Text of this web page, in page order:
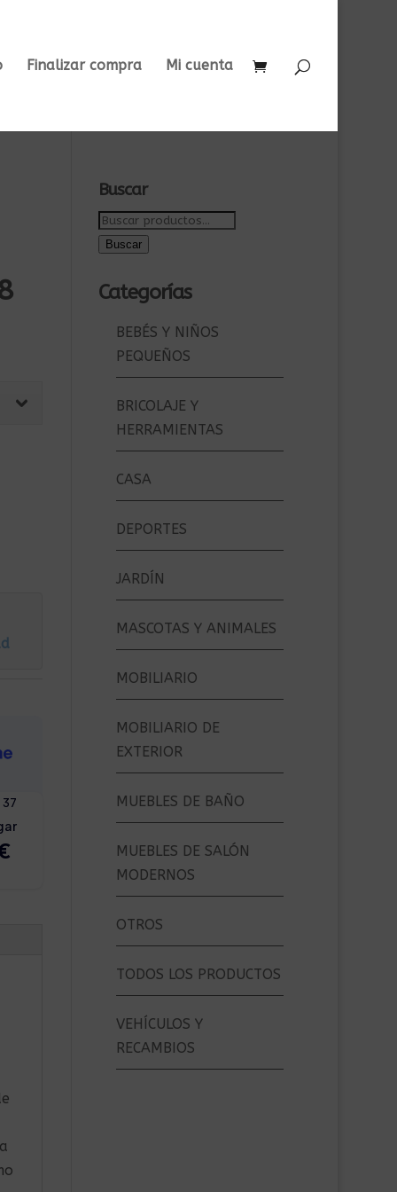
Finalizar compra Mi cuenta
Buscar
Buscar
por:
Buscar
Categorías
BEBÉS Y NIÑOS
PEQUEÑOS
BRICOLAJE Y
HERRAMIENTAS
CASA
DEPORTES
JARDÍN
MASCOTAS Y ANIMALES
MOBILIARIO
MOBILIARIO DE
EXTERIOR
MUEBLES DE BAÑO
MUEBLES DE SALÓN
MODERNOS
OTROS
TODOS LOS PRODUCTOS
VEHÍCULOS Y
RECAMBIOS